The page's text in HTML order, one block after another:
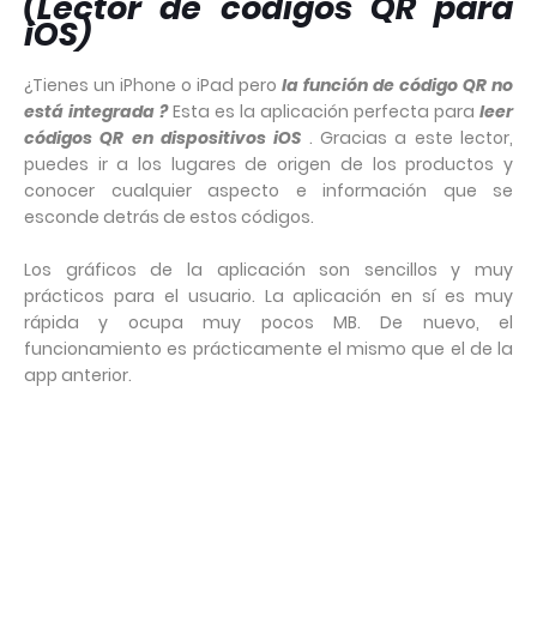
iOS)
¿Tienes un iPhone o iPad pero la función de código QR no
está integrada ?Esta es la aplicación perfecta para leer
códigos QR en dispositivos iOS . Gracias a este lector,
puedes ir a los lugares de origen de los productos y
conocer cualquier aspecto e información que se
esconde detrás de estos códigos.
Los gráficos de la aplicación son sencillos y muy
prácticos para el usuario. La aplicación en sí es muy
rápida y ocupa muy pocos MB. De nuevo, el
funcionamiento es prácticamente el mismo que el de la
app anterior.